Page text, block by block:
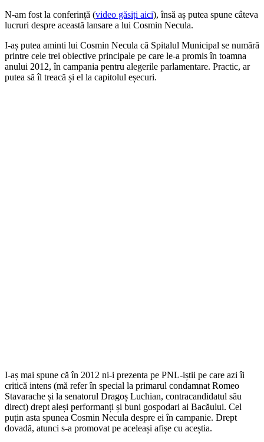
N-am fost la conferință (video găsiți aici), însă aș putea spune câteva
lucruri despre această lansare a lui Cosmin Necula.
I-aș putea aminti lui Cosmin Necula că Spitalul Municipal se numără
printre cele trei obiective principale pe care le-a promis în toamna
anului 2012, în campania pentru alegerile parlamentare. Practic, ar
putea să îl treacă și el la capitolul eșecuri.
I-aș mai spune că în 2012 ni-i prezenta pe PNL-iștii pe care azi îi
critică intens (mă refer în special la primarul condamnat Romeo
Stavarache și la senatorul Dragoș Luchian, contracandidatul său
direct) drept aleși performanți și buni gospodari ai Bacăului. Cel
puțin asta spunea Cosmin Necula despre ei în campanie. Drept
dovadă, atunci s-a promovat pe aceleași afișe cu aceștia.